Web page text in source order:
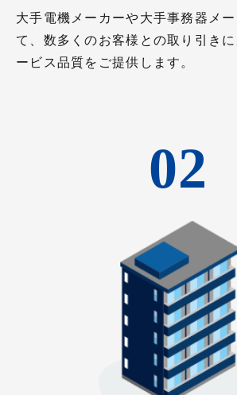
大手電機メーカーや大手事務器メ
て、数多くのお客様との取り引き
ービス品質をご提供します。
02